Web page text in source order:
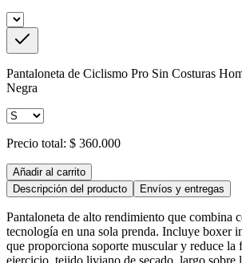
Pantaloneta de Ciclismo Pro Sin Costuras
Negra
Precio total: $ 360.000
Añadir al carrito
Descripción del producto
Envíos y entregas
Pantaloneta de alto rendimiento que combina
tecnología en una sola prenda. Incluye boxer
que proporciona soporte muscular y reduce la